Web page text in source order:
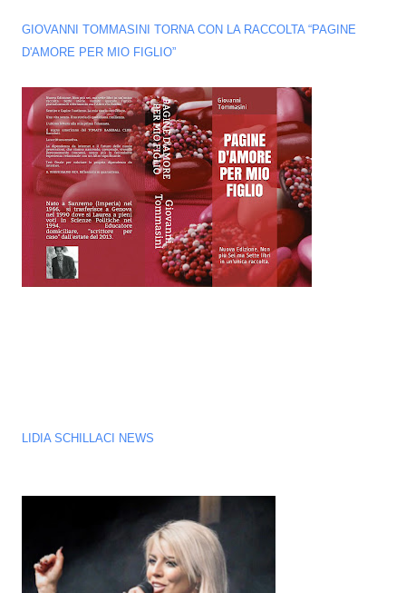
GIOVANNI TOMMASINI TORNA CON LA RACCOLTA “PAGINE
D'AMORE PER MIO FIGLIO”
LIDIA SCHILLACI NEWS